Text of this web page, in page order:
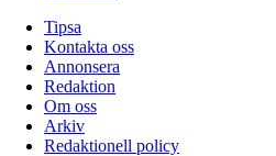
Tipsa
Kontakta oss
Annonsera
Redaktion
Om oss
Arkiv
Redaktionell policy